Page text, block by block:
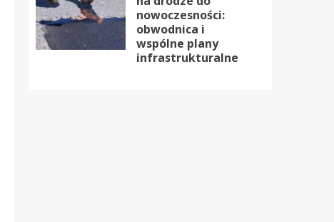
nowoczesności:
obwodnica i
wspólne plany
infrastrukturalne